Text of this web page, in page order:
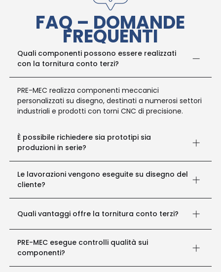
FAQ – DOMANDE
FREQUENTI
Quali componenti possono essere realizzati
con la tornitura conto terzi?
PRE-MEC realizza componenti meccanici
personalizzati su disegno, destinati a numerosi settori
industriali e prodotti con torni CNC di precisione.
È possibile richiedere sia prototipi sia
produzioni in serie?
Sì. L'azienda realizza prototipi, piccole serie e
produzioni continuative mantenendo elevati
Le lavorazioni vengono eseguite su disegno del
cliente?
Sì. Tutti i componenti vengono prodotti seguendo le
Quali vantaggi offre la tornitura conto terzi?
Permette di ridurre gli investimenti interni, migliorare
la flessibilità produttiva, accedere a tecnologie CNC
PRE-MEC esegue controlli qualità sui
componenti?